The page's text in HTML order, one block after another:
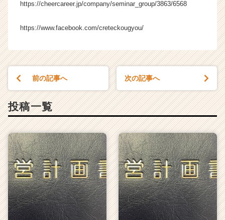
e
r）
https://cheercareer.jp/company/seminar_group/3863/6568
https://www.facebook.com/creteckougyou/
前の記事へ 次の記事へ
投稿一覧